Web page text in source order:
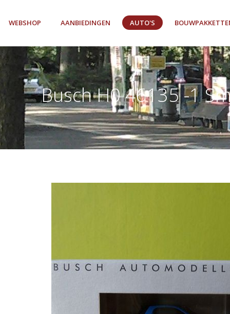
WEBSHOP AANBIEDINGEN AUTO'S
Busch H0 46135 -1